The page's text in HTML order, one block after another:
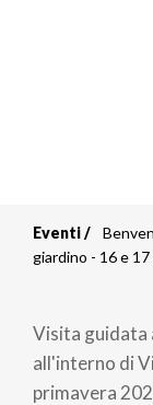
pane
Eventi
giardino - 16 e
Visita guidata
all'interno di
primavera